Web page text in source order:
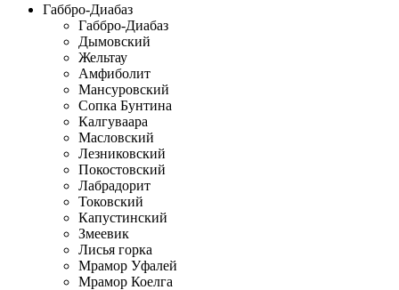
Габбро-Диабаз
Габбро-Диабаз
Дымовский
Жельтау
Амфиболит
Мансуровский
Сопка Бунтина
Калгуваара
Масловский
Лезниковский
Покостовский
Лабрадорит
Токовский
Капустинский
Змеевик
Лисья горка
Мрамор Уфалей
Мрамор Коелга